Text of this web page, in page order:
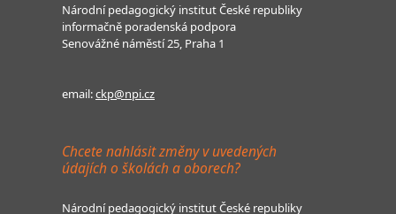
Národní pedagogický institut České republiky
informačně poradenská podpora
Senovážné náměstí 25, Praha 1
email:ckp@npi.cz
Chcete nahlásit změny v uvedených
údajích o školách a oborech?
Národní pedagogický institut České republiky